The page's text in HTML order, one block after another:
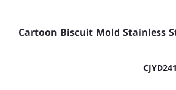
Cartoon Biscuit Mold Stainless